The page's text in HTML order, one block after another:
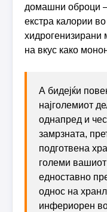
домашни оброци
екстра калории
хидрогенизирани
на вкус како
А бидејќи
најголемиот
однапред и
замрзната,
подготвена
големи
едноставно
однос на
инфериорен